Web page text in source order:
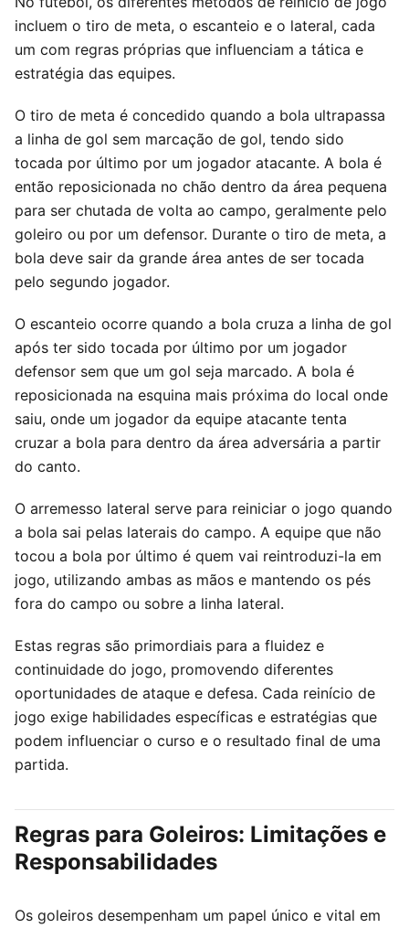
incluem o tiro de meta, o escanteio e o lateral, cada
um com regras próprias que influenciam a tática e
estratégia das equipes.
O tiro de meta é concedido quando a bola ultrapassa
a linha de gol sem marcação de gol, tendo sido
tocada por último por um jogador atacante. A bola é
então reposicionada no chão dentro da área pequena
para ser chutada de volta ao campo, geralmente pelo
goleiro ou por um defensor. Durante o tiro de meta, a
bola deve sair da grande área antes de ser tocada
pelo segundo jogador.
O escanteio ocorre quando a bola cruza a linha de gol
após ter sido tocada por último por um jogador
defensor sem que um gol seja marcado. A bola é
reposicionada na esquina mais próxima do local onde
saiu, onde um jogador da equipe atacante tenta
cruzar a bola para dentro da área adversária a partir
do canto.
O arremesso lateral serve para reiniciar o jogo quando
a bola sai pelas laterais do campo. A equipe que não
tocou a bola por último é quem vai reintroduzi-la em
jogo, utilizando ambas as mãos e mantendo os pés
fora do campo ou sobre a linha lateral.
Estas regras são primordiais para a fluidez e
continuidade do jogo, promovendo diferentes
oportunidades de ataque e defesa. Cada reinício de
jogo exige habilidades específicas e estratégias que
podem influenciar o curso e o resultado final de uma
partida.
Regras para Goleiros: Limitações e
Responsabilidades
Os goleiros desempenham um papel único e vital em